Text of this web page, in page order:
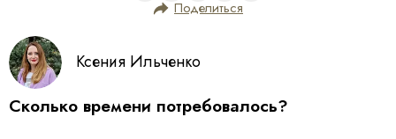
Поделиться
Ксения Ильченко
Сколько времени потребовалось?